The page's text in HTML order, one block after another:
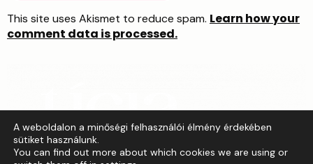
This site uses Akismet to reduce spam. Learn how your
comment data is processed.
Grafikai szolgáltatások vállalkozásod részére
A weboldalon a minőségi felhasználói élmény érdekében
sütiket használunk.
You can find out more about which cookies we are using or